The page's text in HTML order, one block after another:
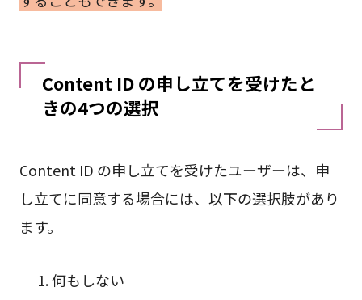
Content ID の申し立てを受けたと
きの4つの選択
Content ID の申し立てを受けたユーザーは、申
し立てに同意する場合には、以下の選択肢があり
ます。
何もしない